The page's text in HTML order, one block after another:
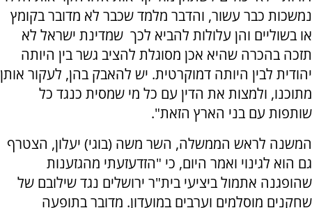
נמשכות כבר עשור, והדבר מלמד שכבר לא מדובר בקומץ
או בשוליים והן עלולות להביא לכך שמדינת ישראל לא
תזכה בהכרה שהיא אכן מסוגלת להציב גשר בין היותה
יהודית לבין היותה דמוקרטית. יש להאבק בהן, לעקור אותן
מתוכנו, ולמצות את הדין עם כל מי שמסית כנגד כל
שותפות עם בני הארץ הזאת".
המשנה לראש הממשלה, השר משה (בוגי) יעלון, הצטרף
גם הוא לגינוי ואמר היום, כי "הזדעזעתי מהגזענות
שהופגנה אתמול ביציעי בית"ר ירושלים נגד שילובם של
שחקנים מוסלמים וערבים במועדון. מדובר בתופעה